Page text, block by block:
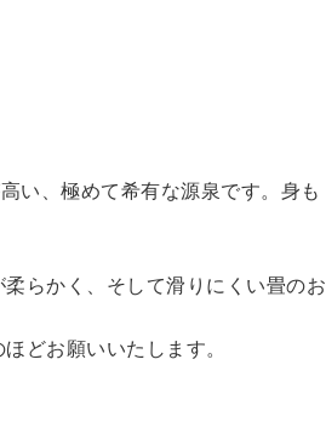
い、極めて希有な源泉です。身も
らかく、そして滑りにくい畳のお
どお願いいたします。